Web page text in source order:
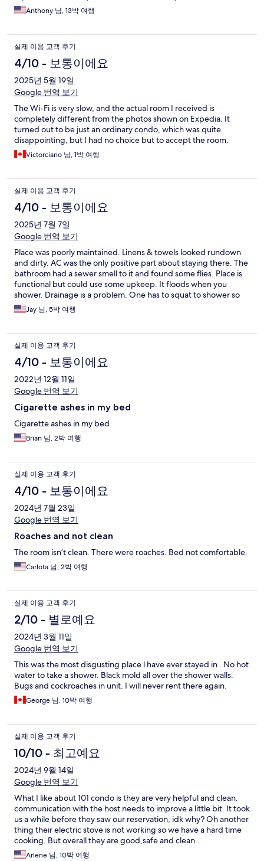
Anthony 님, 13박 여행
실제 이용 고객 후기
4/10 - 보통이에요
2025년 5월 19일
Google 번역 보기
The Wi-Fi is very slow, and the actual room I received is
completely different from the photos shown on Expedia. It
turned out to be just an ordinary condo, which was quite
disappointing, but I had no choice but to accept the room.
Victorciano 님, 1박 여행
실제 이용 고객 후기
4/10 - 보통이에요
2025년 7월 7일
Google 번역 보기
Place was poorly maintained. Linens & towels looked rundown
and dirty. AC was the only positive part about staying there. The
bathroom had a sewer smell to it and found some flies. Place is
functional but could use some upkeep. It floods when you
shower. Drainage is a problem. One has to squat to shower so
water will stay in one area and not flood the entire bathroom.
Jay 님, 5박 여행
실제 이용 고객 후기
4/10 - 보통이에요
2022년 12월 11일
Google 번역 보기
Cigarette ashes in my bed
Cigarette ashes in my bed
Brian 님, 2박 여행
실제 이용 고객 후기
4/10 - 보통이에요
2024년 7월 23일
Google 번역 보기
Roaches and not clean
The room isn’t clean. There were roaches. Bed not comfortable.
Carlota 님, 2박 여행
실제 이용 고객 후기
2/10 - 별로예요
2024년 3월 11일
Google 번역 보기
This was the most disgusting place l have ever stayed in . No hot
water to take a shower. Black mold all over the shower walls.
Bugs and cockroaches in unit. I will never rent there again.
George 님, 10박 여행
실제 이용 고객 후기
10/10 - 최고예요
2024년 9월 14일
Google 번역 보기
What I like about 101 condo is they are very helpful and clean.
communication with the host needs to improve a little bit. It took
us a while before they saw our reservation, idk why? Oh another
thing their electric stove is not working so we have a hard time
cooking. But overall they are good,safe and clean..
Arlene 님, 10박 여행